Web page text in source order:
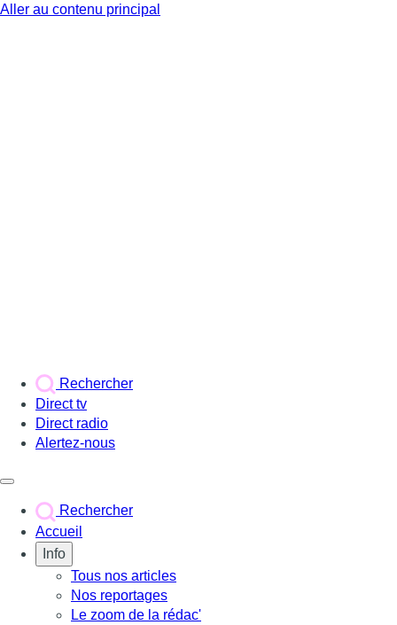
Aller au contenu principal
Rechercher
Direct tv
Direct radio
Alertez-nous
Rechercher
Accueil
Info
Tous nos articles
Nos reportages
Le zoom de la rédac'